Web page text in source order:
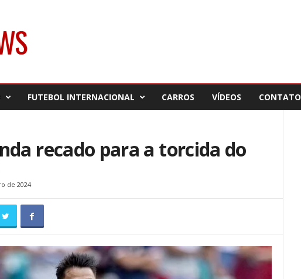
FUTEBOL INTERNACIONAL CARROS VÍDEOS CONTATO
recado para a torcida do
de 2024